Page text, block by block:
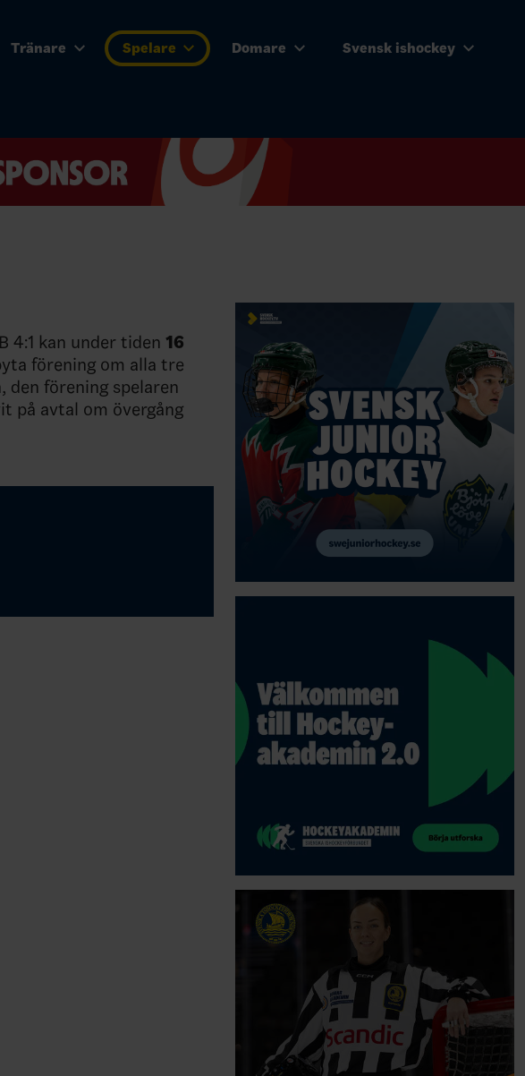
Tränare Spelare Domare Svensk ishockey
4:1 kan under tiden 16
förening om alla tre
den förening spelaren
på avtal om övergång